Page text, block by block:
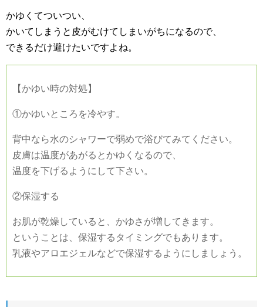
かゆくてついつい、
かいてしまうと皮がむけてしまいがちになるので、
できるだけ避けたいですよね。
【かゆい時の対処】
①かゆいところを冷やす。
背中なら水のシャワーで弱めで浴びてみてください。
皮膚は温度があがるとかゆくなるので、
温度を下げるようにして下さい。
②保湿する
お肌が乾燥していると、かゆさが増してきます。
ということは、保湿するタイミングでもあります。
乳液やアロエジェルなどで保湿するようにしましょう。